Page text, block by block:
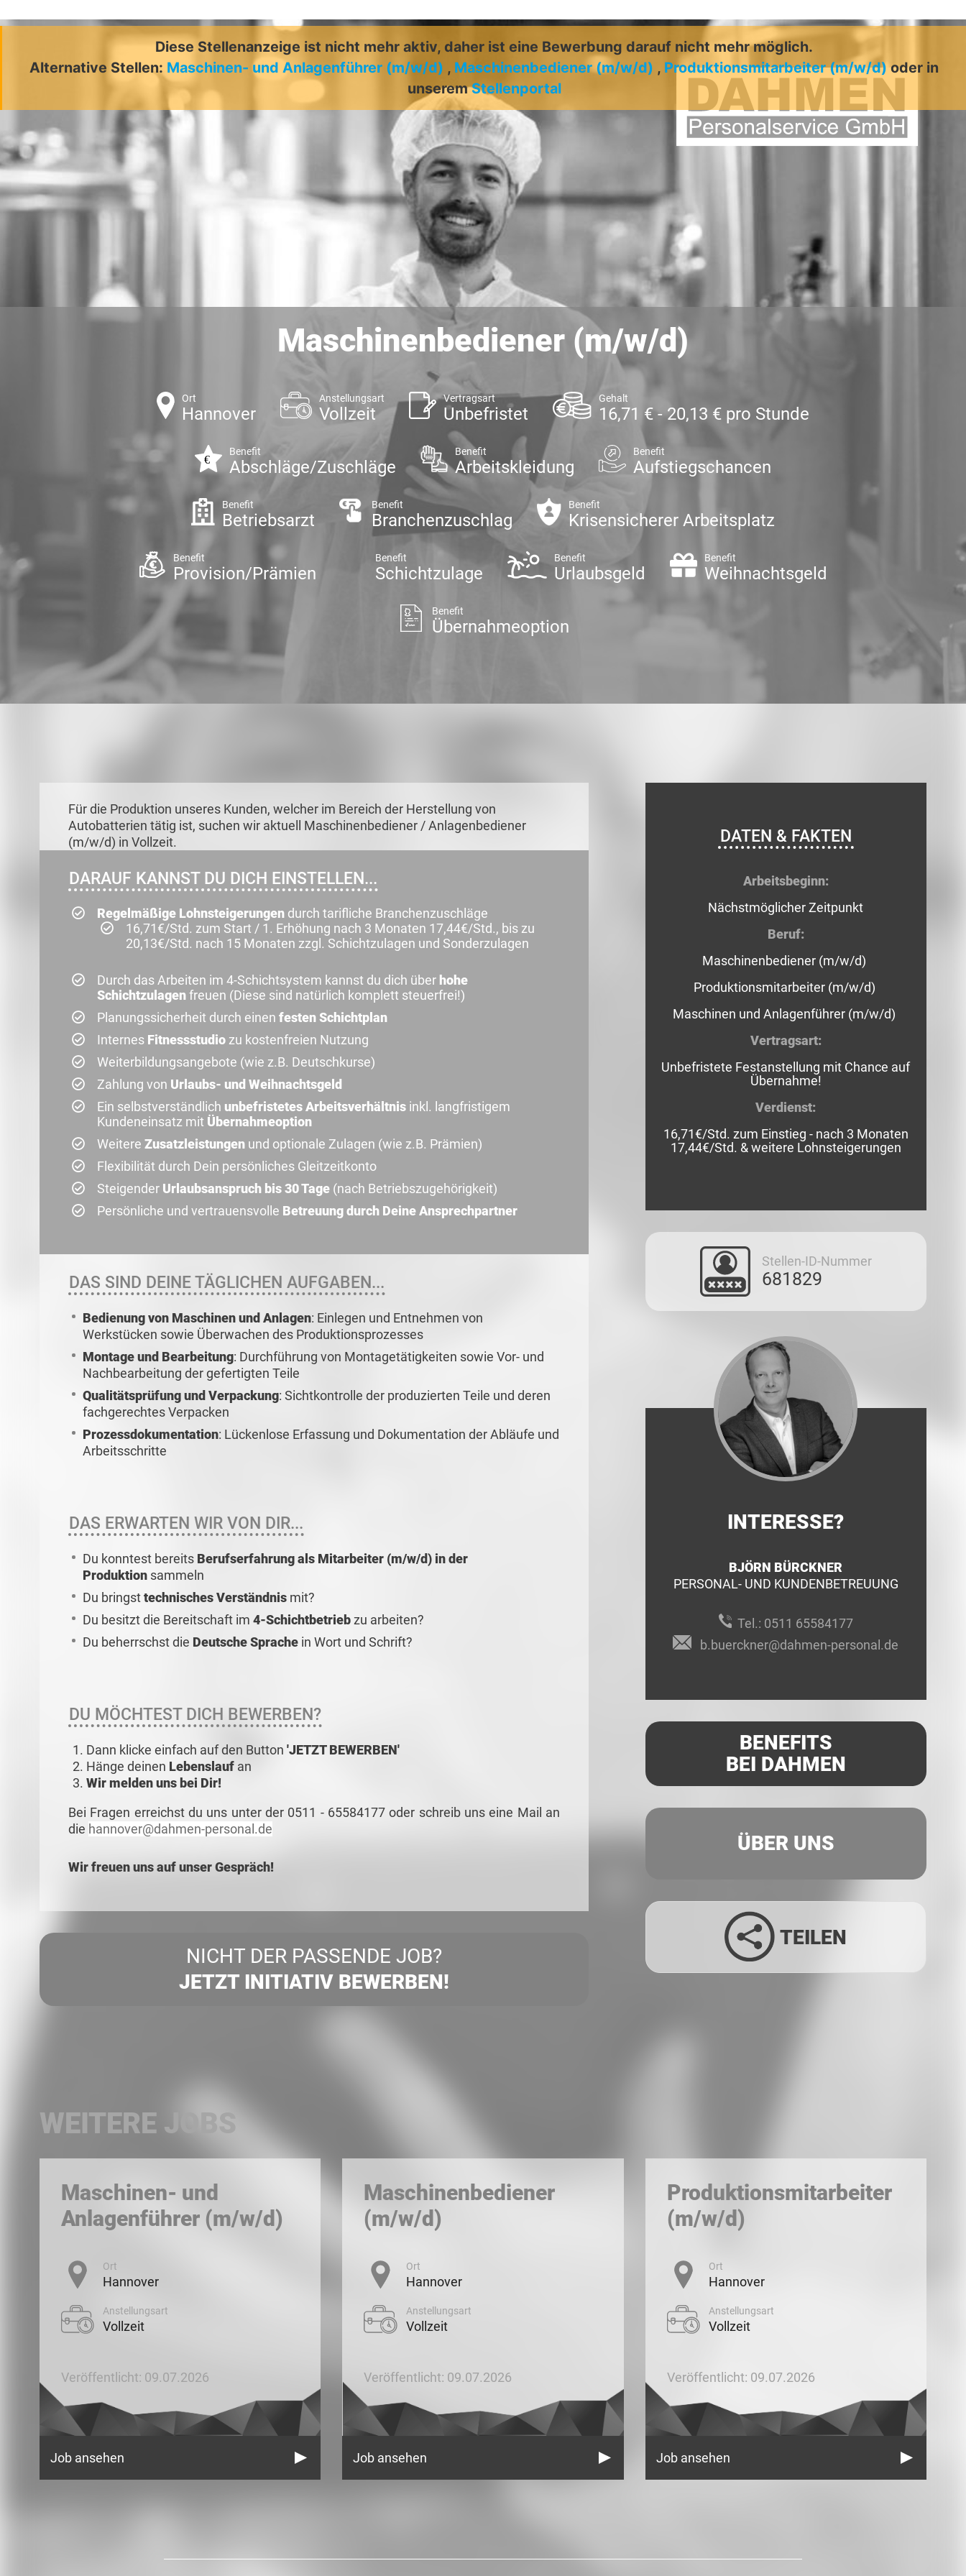
Diese Stellenanzeige ist nicht mehr aktiv, daher ist eine Bewerbung darauf nicht mehr möglich.
Alternative Stellen: Maschinen- und Anlagenführer (m/w/d) , Maschinenbediener (m/w/d) , Produktionsmitarbeiter (m/w/d) oder in
unseremStellenportal
Maschinenbediener (m/w/d)
Ort
Hannover
Anstellungsart
Vollzeit
Vertragsart
Unbefristet
Gehalt
16,71 € - 20,13 € pro Stunde
Benefit
Abschläge/Zuschläge
Benefit
Arbeitskleidung
Benefit
Aufstiegschancen
Benefit
Betriebsarzt
Benefit
Branchenzuschlag
Benefit
Krisensicherer Arbeitsplatz
Benefit
Provision/Prämien
Benefit
Schichtzulage
Benefit
Urlaubsgeld
Benefit
Weihnachtsgeld
Benefit
Übernahmeoption
Für die Produktion unseres Kunden, welcher im Bereich der Herstellung von
Autobatterien tätig ist, suchen wir aktuell Maschinenbediener / Anlagenbediener
(m/w/d) in Vollzeit.
DARAUF KANNST DU DICH EINSTELLEN...
Regelmäßige Lohnsteigerungen durch tarifliche Branchenzuschläge
16,71€/Std. zum Start / 1. Erhöhung nach 3 Monaten 17,44€/Std., bis zu
20,13€/Std. nach 15 Monaten zzgl. Schichtzulagen und Sonderzulagen
Durch das Arbeiten im 4-Schichtsystem kannst du dich über hohe
Schichtzulagenfreuen (Diese sind natürlich komplett steuerfrei!)
Planungssicherheit durch einen festen Schichtplan
Internes Fitnessstudio zu kostenfreien Nutzung
Weiterbildungsangebote (wie z.B. Deutschkurse)
Zahlung von Urlaubs- und Weihnachtsgeld
Ein selbstverständlich unbefristetes Arbeitsverhältnis inkl. langfristigem
Kundeneinsatz mit Übernahmeoption
Weitere Zusatzleistungen und optionale Zulagen (wie z.B. Prämien)
Flexibilität durch Dein persönliches Gleitzeitkonto
Steigender Urlaubsanspruch bis 30 Tage (nach Betriebszugehörigkeit)
Persönliche und vertrauensvolle Betreuung durch Deine Ansprechpartner
DAS SIND DEINE TÄGLICHEN AUFGABEN...
Bedienung von Maschinen und Anlagen: Einlegen und Entnehmen von
Werkstücken sowie Überwachen des Produktionsprozesses
Montage und Bearbeitung: Durchführung von Montagetätigkeiten sowie Vor- und
Nachbearbeitung der gefertigten Teile
Qualitätsprüfung und Verpackung: Sichtkontrolle der produzierten Teile und deren
fachgerechtes Verpacken
Prozessdokumentation: Lückenlose Erfassung und Dokumentation der Abläufe und
Arbeitsschritte
DAS ERWARTEN WIR VON DIR...
Du konntest bereits Berufserfahrung als Mitarbeiter (m/w/d) in der
Produktion sammeln
Du bringsttechnisches Verständnis mit?
Du besitzt die Bereitschaft im 4-Schichtbetriebzu arbeiten?
Du beherrschst die Deutsche Sprache in Wort und Schrift?
DU MÖCHTEST DICH BEWERBEN?
Dann klicke einfach auf den Button 'JETZT BEWERBEN'
Hänge deinen Lebenslauf an
Wir melden uns bei Dir!
Bei Fragen erreichst du uns unter der 0511 - 65584177 oder schreib uns eine Mail an
die hannover@dahmen-personal.de
Wir freuen uns auf unser Gespräch!
NICHT DER PASSENDE JOB?
JETZT INITIATIV BEWERBEN!
DATEN & FAKTEN
Arbeitsbeginn:
Nächstmöglicher Zeitpunkt
Beruf:
Maschinenbediener (m/w/d)
Produktionsmitarbeiter (m/w/d)
Maschinen und Anlagenführer (m/w/d)
Vertragsart:
Unbefristete Festanstellung mit Chance auf
Übernahme!
Verdienst:
16,71€/Std. zum Einstieg - nach 3 Monaten
17,44€/Std. & weitere Lohnsteigerungen
Stellen-ID-Nummer
681829
INTERESSE?
BJÖRN BÜRCKNER
PERSONAL- UND KUNDENBETREUUNG
Tel.: 0511 65584177
b.buerckner@dahmen-personal.de
BENEFITS
BEI DAHMEN
ÜBER UNS
TEILEN
WEITERE JOBS
Maschinen- und
Anlagenführer (m/w/d)
Ort
Hannover
Anstellungsart
Vollzeit
Veröffentlicht: 09.07.2026
Job ansehen
Maschinenbediener
(m/w/d)
Ort
Hannover
Anstellungsart
Vollzeit
Veröffentlicht: 09.07.2026
Job ansehen
Produktionsmitarbeiter
(m/w/d)
Ort
Hannover
Anstellungsart
Vollzeit
Veröffentlicht: 09.07.2026
Job ansehen